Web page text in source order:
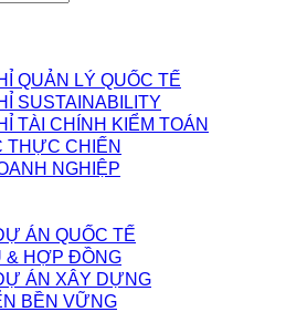
QUẢN LÝ QUỐC TẾ
SUSTAINABILITY
TÀI CHÍNH KIỂM TOÁN
THỰC CHIẾN
NGHIỆP
ÁN QUỐC TẾ
& HỢP ĐỒNG
ÁN XÂY DỰNG
BỀN VỮNG